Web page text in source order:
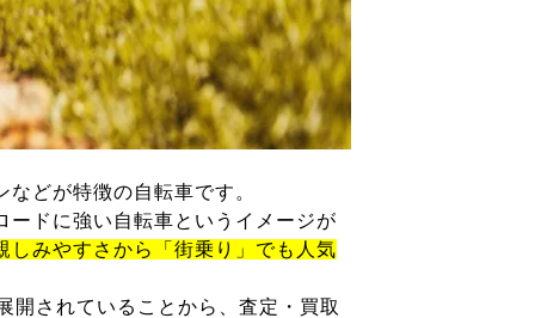
どが特徴の自転車です。
ードに強い自転車というイメージが
しみやすさから「街乗り」でも人気
開されていることから、査定・買取